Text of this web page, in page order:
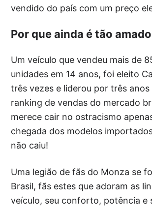
vendido do país com um preço
Por que ainda é tão
Um veículo que vendeu mais de
unidades em 14 anos, foi eleito
três vezes e liderou por três anos
ranking de vendas do mercado
merece cair no ostracismo
chegada dos modelos
não caiu!
Uma legião de fãs do Monza se
Brasil, fãs estes que adoram as
veículo, seu conforto, potência e